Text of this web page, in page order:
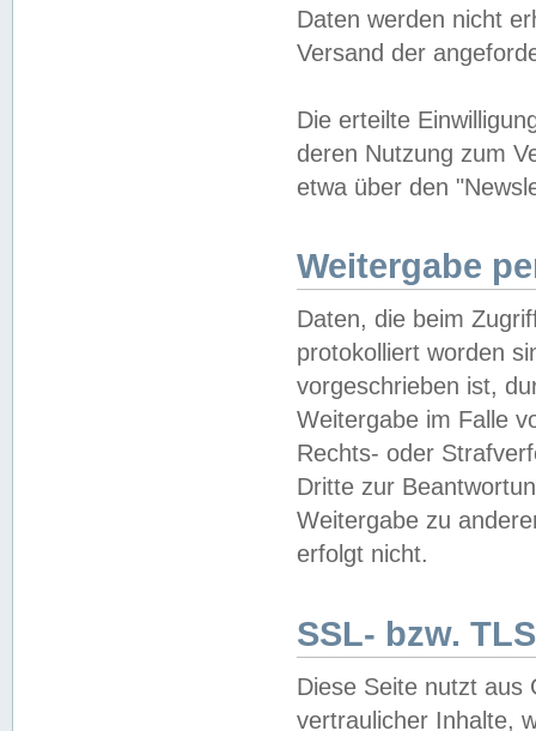
Daten werden nicht
Versand der
Die erteilte
deren Nutzung zum
etwa über den
Weitergabe
Daten, die beim
protokolliert worden
vorgeschrieben ist,
Weitergabe im Falle
Rechts- oder
Dritte zur
Weitergabe zu
erfolgt nicht.
SSL- bzw.
Diese Seite nutzt aus
vertraulicher Inhalte,